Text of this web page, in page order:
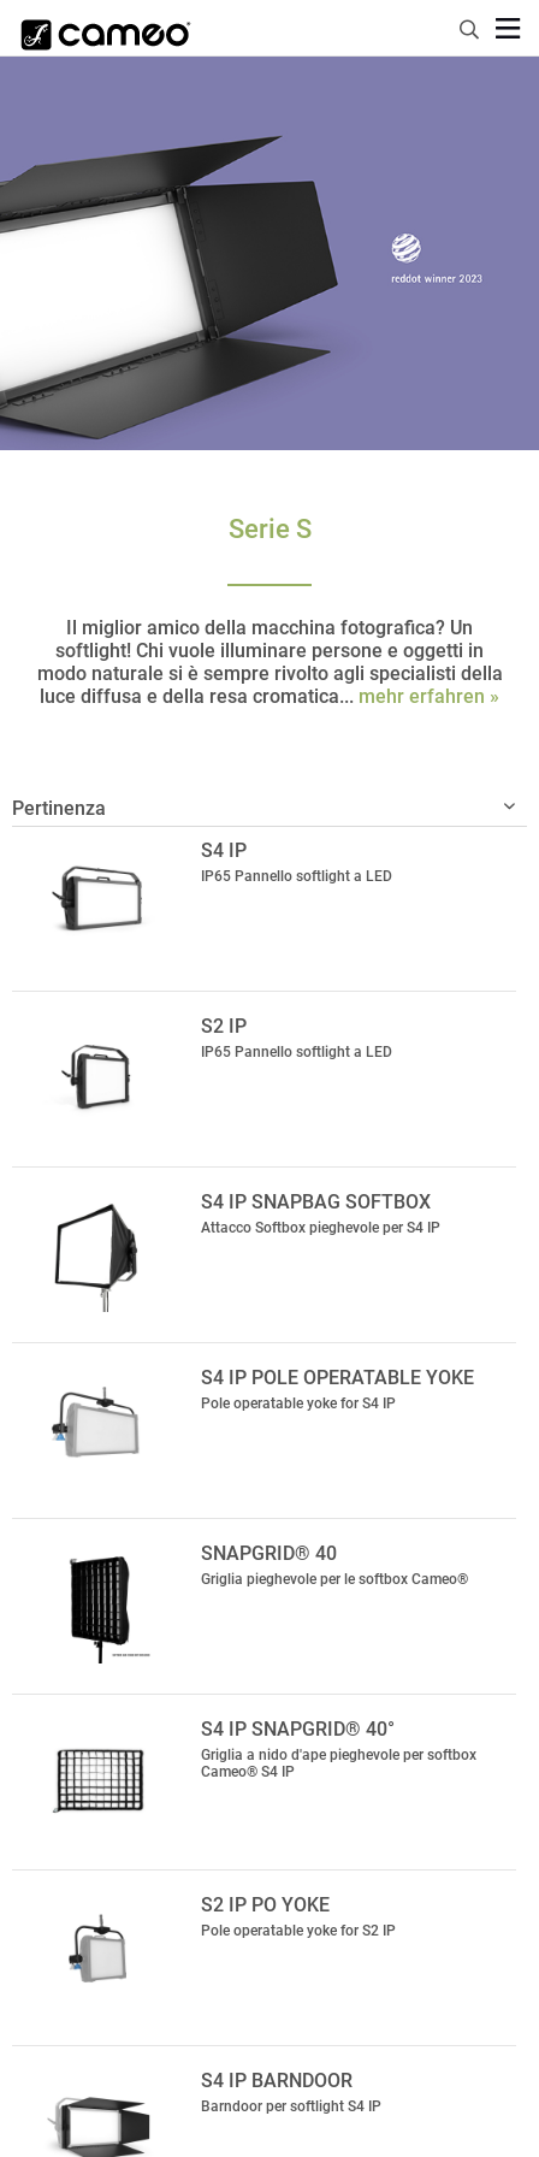
Serie S
Il miglior amico della macchina fotografica? Un
softlight! Chi vuole illuminare persone e oggetti in
modo naturale si è sempre rivolto agli specialisti della
luce diffusa e della resa cromatica... mehr erfahren »
S4 IP
IP65 Pannello softlight a LED
S2 IP
IP65 Pannello softlight a LED
S4 IP SNAPBAG SOFTBOX
Attacco Softbox pieghevole per S4 IP
S4 IP POLE OPERATABLE YOKE
Pole operatable yoke for S4 IP
SNAPGRID® 40
Griglia pieghevole per le softbox Cameo®
S4 IP SNAPGRID® 40°
Griglia a nido d'ape pieghevole per softbox
Cameo® S4 IP
S2 IP PO YOKE
Pole operatable yoke for S2 IP
S4 IP BARNDOOR
Barndoor per softlight S4 IP